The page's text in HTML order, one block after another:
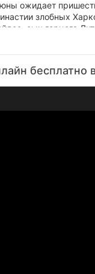
ожидает
злобных
сын герцога
бесплатно